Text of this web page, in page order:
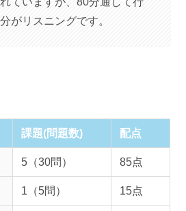
がリスニングです。
課題(問題数) 配点
5（30問） 85点
1（5問） 15点